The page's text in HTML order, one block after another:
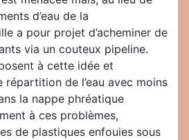
d’eau de la
a pour projet d’acheminer de
via un couteux pipeline.
à cette idée et
répartition de l’eau avec moins
la nappe phréatique
à ces problèmes,
de plastiques enfouies sous